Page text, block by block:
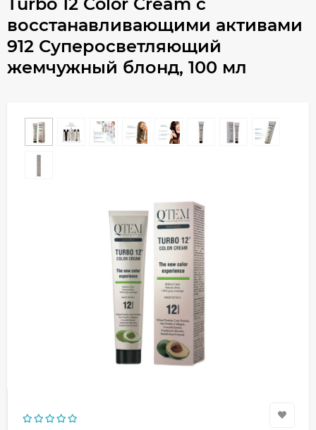
Turbo 12 Color Cream с
восстанавливающими активами
912 Суперосветляющий
жемчужный блонд, 100 мл